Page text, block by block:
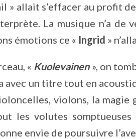
» allait s’effacer au profit
La musique n’a
émotions ce « Ingrid »
« Kuolevainen», on
avec un titre tout en
violons, la
les volutes
envie de poursuivre